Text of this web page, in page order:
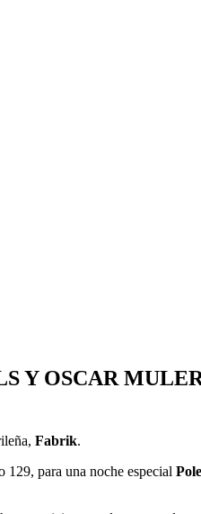
Y OSCAR
Fabrik.
129, para una noche especial